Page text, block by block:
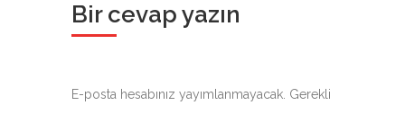
Bir cevap yazın
E-posta hesabınız yayımlanmayacak. Gerekli